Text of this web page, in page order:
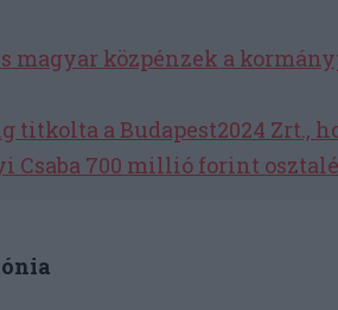
magyar közpénzek a
titkolta a Budapest2024 Zrt.,
Csaba 700 millió forint